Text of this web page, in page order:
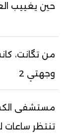
حين يغييب
من تگانت،
وجهتي 2
مستشفى
تنتظر